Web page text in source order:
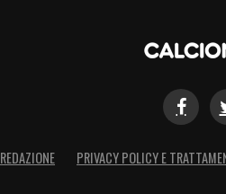
REDAZIONE PRIVACY POLICY E